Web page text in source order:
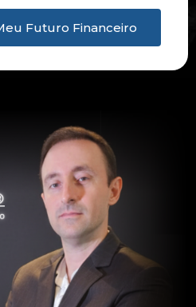
Futuro Financeiro